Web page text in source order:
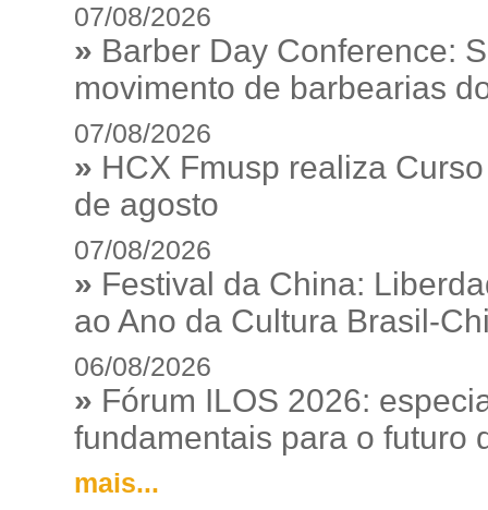
07/08/2026
» Barber Day Conference:
movimento de barbearias
07/08/2026
» HCX Fmusp realiza
de agosto
07/08/2026
» Festival da China:
ao Ano da Cultura Brasil-
06/08/2026
» Fórum ILOS 2026:
fundamentais para o futuro
mais...